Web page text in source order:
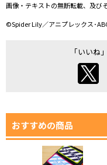
画像・テキストの無断転載、及び
©Spider Lily／アニプレックス･
「いいね
おすすめの商品